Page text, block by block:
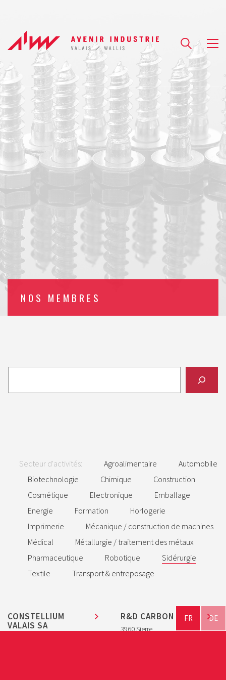
NOS MEMBRES
Secteur d'activités: Agroalimentaire
Automobile
Biotechnologie
Chimique
Construction
Cosmétique
Electronique
Emballage
Energie
Formation
Horlogerie
Imprimerie
Mécanique / construction de machines
Médical
Métallurgie / traitement des métaux
Pharmaceutique
Robotique
Sidérurgie
Textile
Transport & entreposage
CONSTELLIUM
VALAIS SA
R&D CARBON LTD
3960 Sierre
FR DE
S’ABONNER À LA NEWSLETTER
POWERED BY OZALID
© 2026, AVENIR INDUSTRIE VALAIS / WALLIS